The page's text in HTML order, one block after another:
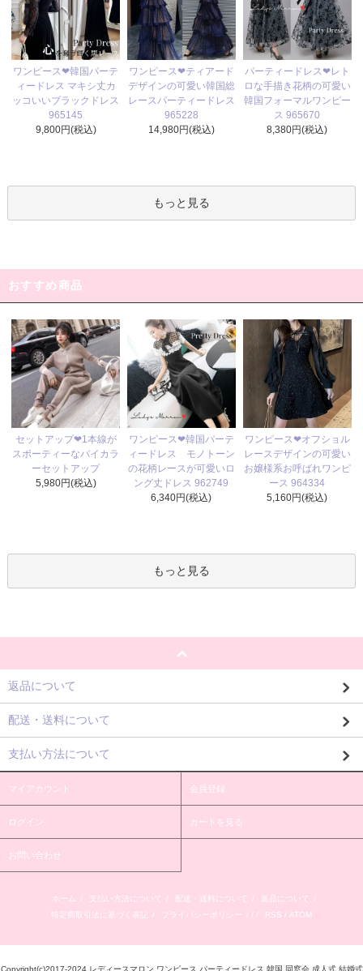
ワンピース❤韓国パーテ
ィードレス マキシ丈カ
ッコいいブラックドレス
965145
9,800円(税込)
ワンピース❤ティアード
デザインの可愛い韓国総
レースパーティードレス
965228
14,980円(税込)
パーティードレス❤レト
ロな手描き花柄の可愛い
韓国フォーマルワンピー
ス 965670
8,380円(税込)
もっと見る
おすすめ商品
セットアップ❤1本線が
スポーティーなバイカラ
ーセットアップ
5,980円(税込)
ワンピース❤韓国パーテ
ィードレス モノトーン
の花柄レースが可愛いロ
ング丈ドレス 962749
6,340円(税込)
ワンピース❤オフショル
レースデザインの可愛い
お嬢様系お呼ばれワンピ
ース 964334
5,160円(税込)
もっと見る
返品について
配送・送料について
支払い方法について
マイアカウント 会員登録
ログイン カートを見る
お問い合わせ
ホーム / 支払い方法について / 配送・送料について / 返品について
/
特定商取引法に基づく表記 / プライバシーポリシー / / / RSS / ATOM
Copyright(c)2017-2024 レディースマロン ワンピース パーティードレス 韓国 同窓会 成人式 結婚式